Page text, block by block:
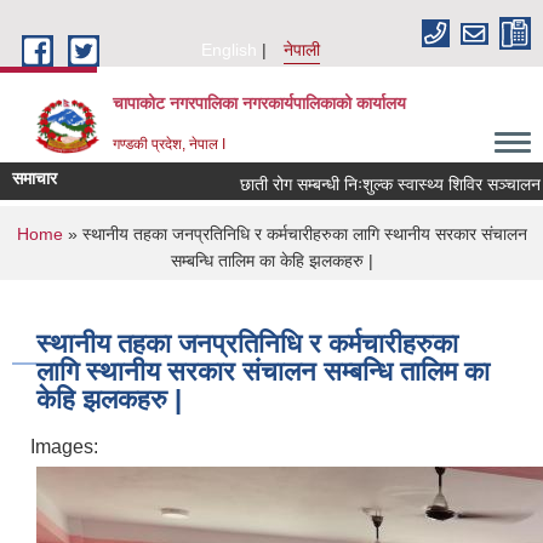
English
नेपाली
चापाकोट नगरपालिका नगरकार्यपालिकाको कार्यालय
गण्डकी प्रदेश, नेपाल I
समाचार छाती रोग सम्बन्धी निःशुल्क स्वास्थ्य शिविर सञ्चालन
You are here
Home» स्थानीय तहका जनप्रतिनिधि र कर्मचारीहरुका लागि स्थानीय सरकार संचालन
सम्बन्धि तालिम का केहि झलकहरु |
स्थानीय तहका जनप्रतिनिधि र कर्मचारीहरुका
लागि स्थानीय सरकार संचालन सम्बन्धि तालिम का
केहि झलकहरु |
Images: